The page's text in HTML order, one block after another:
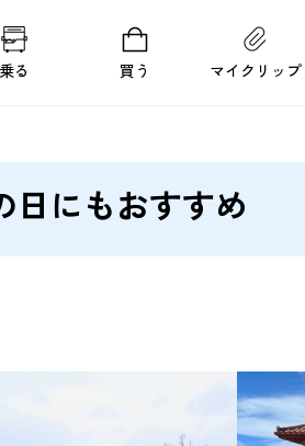
乗る 買う マイクリップ
日にもおすすめ